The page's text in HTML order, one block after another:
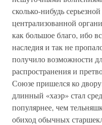
сколько-нибудь
централизованной
как большое благо, ибо
наследия и так не
получило возможности
распространения и
Союзе пришелся ко
длинный «хаэр» стал
популярнее, чем
обиход обычных